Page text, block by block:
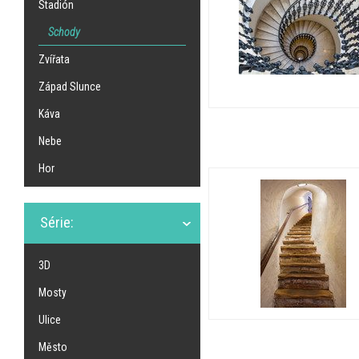
Stadión
Schody
Zvířata
Západ Slunce
Káva
Nebe
Hor
Série:
3D
Mosty
Ulice
Město